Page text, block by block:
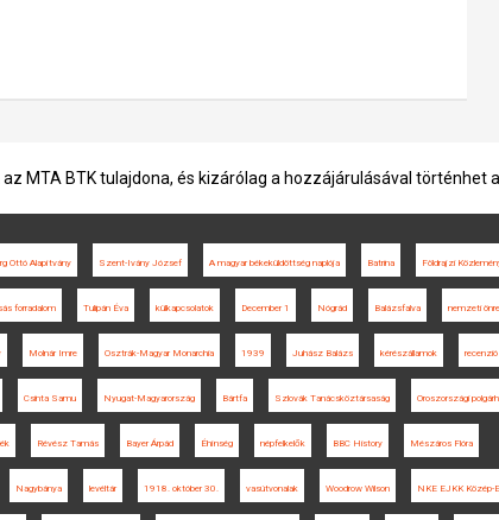
MTA BTK tulajdona, és kizárólag a hozzájárulásával történhet
Ottó Alapítvány Szent-Ivány József A magyar békeküldöttség naplója Batrina Földrajzi
forradalom Tulipán Éva külkapcsolatok December 1 Nógrád Balázsfalva nemzeti
Molnár Imre Osztrák-Magyar Monarchia 1939 Juhász Balázs kérészállamok recenzió
Csinta Samu Nyugat-Magyarország Bártfa Szlovák Tanácsköztársaság Oroszországi
Révész Tamás Bayer Árpád Éhínség népfelkelők BBC History Mészáros Flóra
Nagybánya levéltár 1918. október 30. vasútvonalak Woodrow Wilson NKE EJKK Közép-